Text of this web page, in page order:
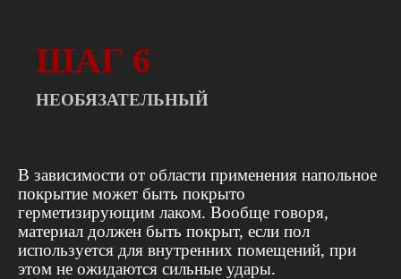
ШАГ 6
НЕОБЯЗАТЕЛЬНЫЙ
В зависимости от области применения напольное
покрытие может быть покрыто
герметизирующим лаком. Вообще говоря,
материал должен быть покрыт, если пол
используется для внутренних помещений, при
этом не ожидаются сильные удары.